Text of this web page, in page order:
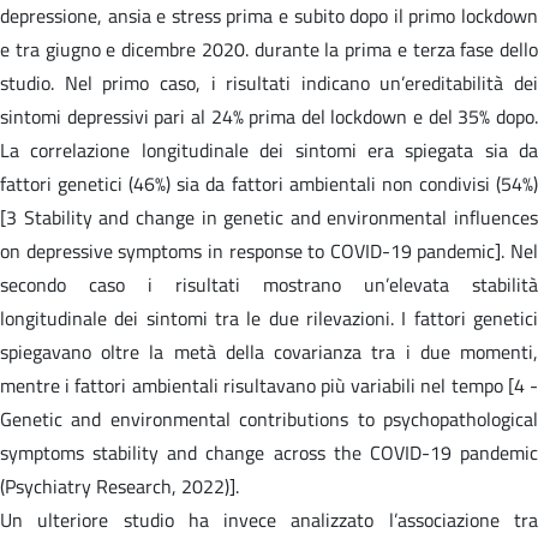
depressione, ansia e stress prima e subito dopo il primo lockdown
e tra giugno e dicembre 2020. durante la prima e terza fase dello
studio. Nel primo caso, i risultati indicano un’ereditabilità dei
sintomi depressivi pari al 24% prima del lockdown e del 35% dopo.
La correlazione longitudinale dei sintomi era spiegata sia da
fattori genetici (46%) sia da fattori ambientali non condivisi (54%)
[3 Stability and change in genetic and environmental influences
on depressive symptoms in response to COVID-19 pandemic]. Nel
secondo caso i risultati mostrano un’elevata stabilità
longitudinale dei sintomi tra le due rilevazioni. I fattori genetici
spiegavano oltre la metà della covarianza tra i due momenti,
mentre i fattori ambientali risultavano più variabili nel tempo [4 -
Genetic and environmental contributions to psychopathological
symptoms stability and change across the COVID-19 pandemic
(Psychiatry Research, 2022)].
Un ulteriore studio ha invece analizzato l’associazione tra